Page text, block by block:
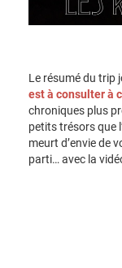
Le résumé du trip
est à consulter à
chroniques plus
petits trésors que
meurt d’envie de
parti… avec la